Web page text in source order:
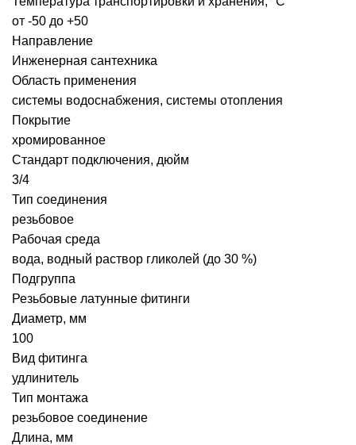
от -50 до +50
Направление
Инженерная сантехника
Область применения
cистемы водоснабжения, системы отопления
Покрытие
хромированное
Стандарт подключения, дюйм
3/4
Тип соединения
резьбовое
Рабочая среда
вода, водный раствор гликолей (до 30 %)
Подгруппа
Резьбовые латунные фитинги
Диаметр, мм
100
Вид фитинга
удлинитель
Тип монтажа
резьбовое соединение
Длина, мм